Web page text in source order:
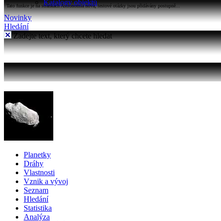
Katalogy objektů
Tato funkce je na stránkách Astronomia nová, testové otázky jsou přidávány postupně...
Novinky
Hledání
Zadejte text, který chcete hledat
Planetky
Dráhy
Vlastnosti
Vznik a vývoj
Seznam
Hledání
Statistika
Analýza